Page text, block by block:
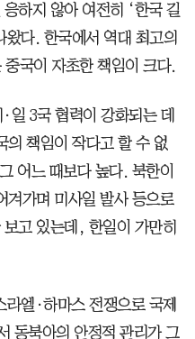
하지 않아 여전히 ‘한국 길
왔다. 한국에서 역대 최고의
국이 자초한 책임이 크다.
일 3국 협력이 강화되는 데
의 책임이 작다고 할 수 없
어느 때보다 높다. 북한이
겨가며 미사일 발사 등으로
고 있는데, 한일이 가만히
엘·하마스 전쟁으로 국제
동북아의 안정적 관리가 그